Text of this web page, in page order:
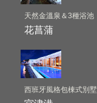
天然金溫泉＆3種浴池
花菖蒲
西班牙風格包棟式別墅